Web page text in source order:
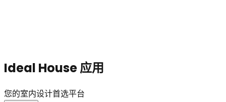
Ideal House 应用
您的室内设计首选平台